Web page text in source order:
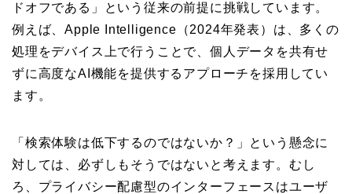
ドオフである」という従来の前提に挑戦しています。
例えば、Apple Intelligence（2024年発表）は、多くの
処理をデバイス上で行うことで、個人データを共有せ
ずに高度なAI機能を提供するアプローチを採用してい
ます。
「検索体験は低下するのではないか？」という懸念に
対しては、必ずしもそうではないと考えます。むし
ろ、プライバシー配慮型のインターフェースはユーザ